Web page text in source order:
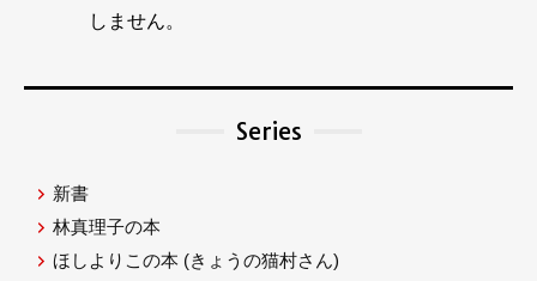
しません。
Series
新書
林真理子の本
ほしよりこの本 (きょうの猫村さん)